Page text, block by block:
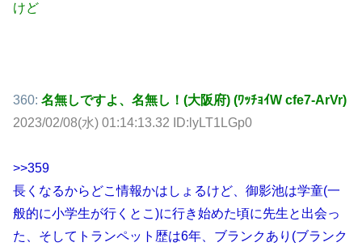
けど
360: 名無しですよ、名無し！(大阪府) (ﾜｯﾁｮｲW cfe7-ArVr)
2023/02/08(水) 01:14:13.32 ID:lyLT1LGp0
>>359
長くなるからどこ情報かはしょるけど、御影池は学童(一
般的に小学生が行くとこ)に行き始めた頃に先生と出会っ
た、そしてトランペット歴は6年、ブランクあり(ブランク